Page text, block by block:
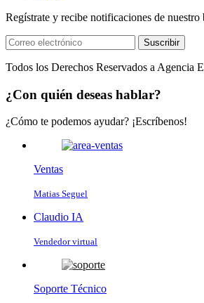
Regístrate y recibe notificaciones de nuestro
Suscribir
Todos los Derechos Reservados a Agencia
¿Con quién deseas hablar?
¿Cómo te podemos ayudar? ¡Escríbenos!
Ventas
Matias Seguel
Claudio IA
Vendedor virtual
Soporte Técnico